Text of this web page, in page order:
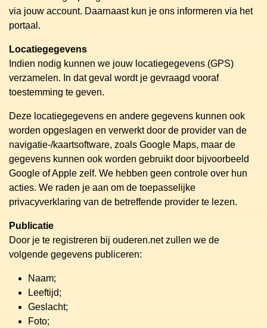
via jouw account. Daarnaast kun je ons informeren via het
portaal.
Locatiegegevens
Indien nodig kunnen we jouw locatiegegevens (GPS)
verzamelen. In dat geval wordt je gevraagd vooraf
toestemming te geven.
Deze locatiegegevens en andere gegevens kunnen ook
worden opgeslagen en verwerkt door de provider van de
navigatie-/kaartsoftware, zoals Google Maps, maar de
gegevens kunnen ook worden gebruikt door bijvoorbeeld
Google of Apple zelf. We hebben geen controle over hun
acties. We raden je aan om de toepasselijke
privacyverklaring van de betreffende provider te lezen.
Publicatie
Door je te registreren bij ouderen.net zullen we de
volgende gegevens publiceren:
Naam;
Leeftijd;
Geslacht;
Foto;